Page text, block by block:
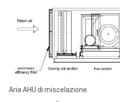
Aria AHU di miscelazione.